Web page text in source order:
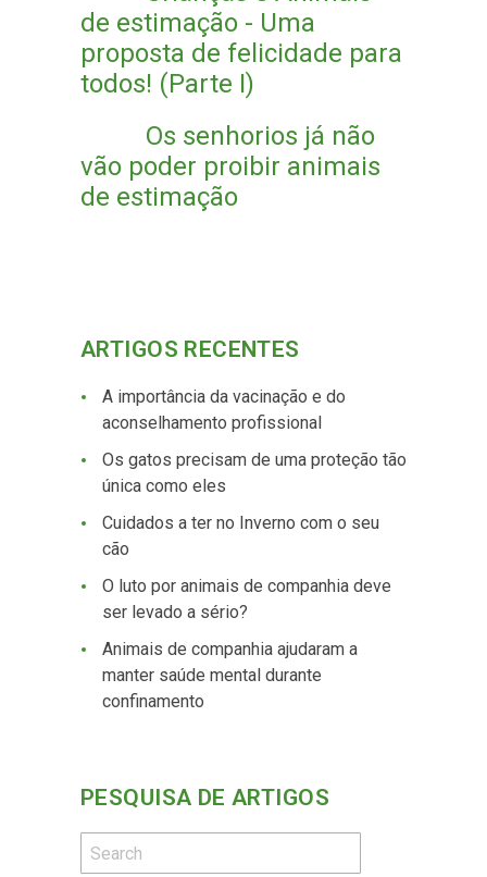
de estimação - Uma
proposta de felicidade para
todos! (Parte I)
Os senhorios já não
vão poder proibir animais
de estimação
ARTIGOS RECENTES
A importância da vacinação e do
aconselhamento profissional
Os gatos precisam de uma proteção tão
única como eles
Cuidados a ter no Inverno com o seu
cão
O luto por animais de companhia deve
ser levado a sério?
Animais de companhia ajudaram a
manter saúde mental durante
confinamento
PESQUISA DE ARTIGOS